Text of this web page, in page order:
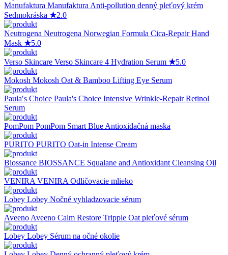
Manufaktura Manufaktura Anti-pollution denný pleťový krém
Sedmokráska ★2.0
Neutrogena Neutrogena Norwegian Formula Cica-Repair Hand
Mask ★5.0
Verso Skincare Verso Skincare 4 Hydration Serum ★5.0
Mokosh Mokosh Oat & Bamboo Lifting Eye Serum
Paula′s Choice Paula's Choice Intensive Wrinkle-Repair Retinol
Serum
PomPom PomPom Smart Blue Antioxidačná maska
PURITO PURITO Oat-in Intense Cream
Biossance BIOSSANCE Squalane and Antioxidant Cleansing Oil
VENIRA VENIRA Odličovacie mlieko
Lobey Lobey Nočné vyhladzovacie sérum
Aveeno Aveeno Calm Restore Tripple Oat pleťové sérum
Lobey Lobey Sérum na očné okolie